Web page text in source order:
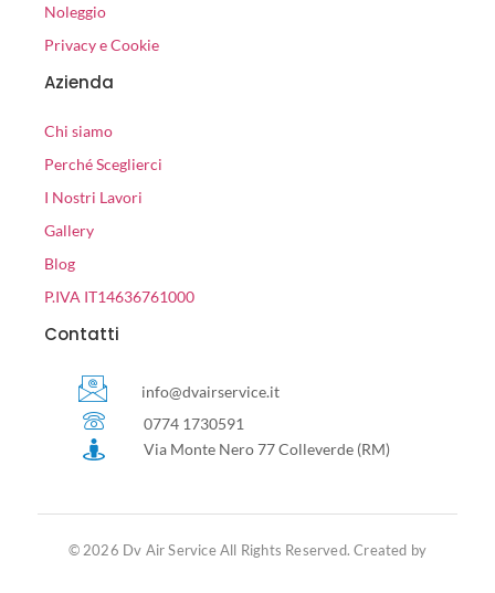
Noleggio
Privacy e Cookie
Azienda
Chi siamo
Perché Sceglierci
I Nostri Lavori
Gallery
Blog
P.IVA IT14636761000
Contatti
info@dvairservice.it
0774 1730591
Via Monte Nero 77 Colleverde (RM)
© 2026 Dv Air Service All Rights Reserved. Created by